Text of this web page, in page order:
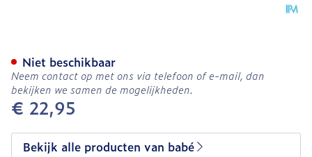
€ 22,95
Niet beschikbaar
Neem contact op met ons via telefoon of e-mail, dan
bekijken we samen de mogelijkheden.
Bekijk alle producten van babé